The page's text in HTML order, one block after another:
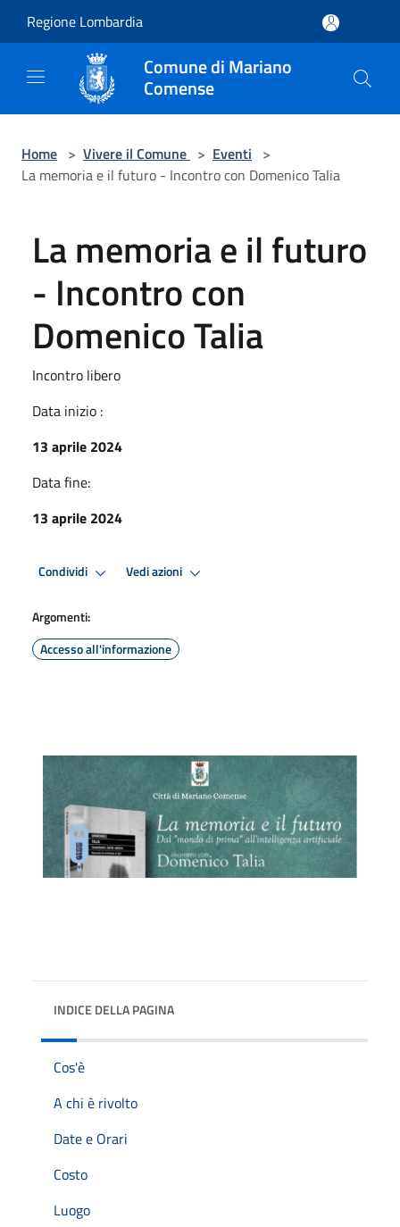
Regione Lombardia
Comune di Mariano
Comense
Home > Vivere il Comune > Eventi >
La memoria e il futuro - Incontro con Domenico Talia
La memoria e il futuro
- Incontro con
Domenico Talia
Incontro libero
Data inizio :
13 aprile 2024
Data fine:
13 aprile 2024
Condividi Vedi azioni
Argomenti:
Accesso all'informazione
INDICE DELLA PAGINA
Cos'è
A chi è rivolto
Date e Orari
Costo
Luogo